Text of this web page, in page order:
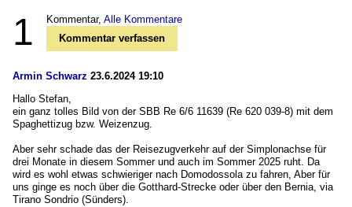
1 Kommentar, Alle Kommentare
Kommentar verfassen
Armin Schwarz 23.6.2024 19:10
Hallo Stefan,
ein ganz tolles Bild von der SBB Re 6/6 11639 (Re 620 039-8) mit dem
Spaghettizug bzw. Weizenzug.
Aber sehr schade das der Reisezugverkehr auf der Simplonachse für
drei Monate in diesem Sommer und auch im Sommer 2025 ruht. Da
wird es wohl etwas schwieriger nach Domodossola zu fahren, Aber für
uns ginge es noch über die Gotthard-Strecke oder über den Bernia, via
Tirano Sondrio (Sünders).